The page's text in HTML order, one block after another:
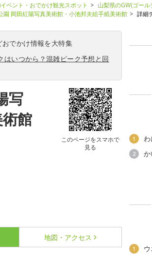
ベント・おでかけ観光スポット
山梨県のGW(ゴー
園 岡田紅陽写真美術館・小池邦夫絵手紙美術館 詳細
おでかけ情報を大特集
はいつから？混雑ピーク予想と回
写
館
このページをスマホで
見る
地図・アクセス
1
2
1